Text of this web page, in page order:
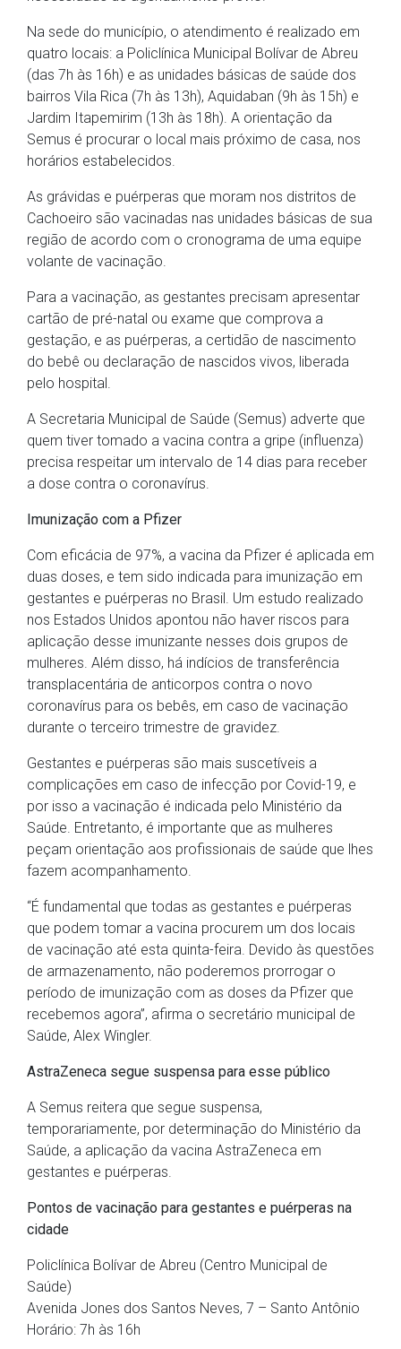
Na sede do município, o atendimento é realizado em
quatro locais: a Policlínica Municipal Bolívar de Abreu
(das 7h às 16h) e as unidades básicas de saúde dos
bairros Vila Rica (7h às 13h), Aquidaban (9h às 15h) e
Jardim Itapemirim (13h às 18h). A orientação da
Semus é procurar o local mais próximo de casa, nos
horários estabelecidos.
As grávidas e puérperas que moram nos distritos de
Cachoeiro são vacinadas nas unidades básicas de sua
região de acordo com o cronograma de uma equipe
volante de vacinação.
Para a vacinação, as gestantes precisam apresentar
cartão de pré-natal ou exame que comprova a
gestação, e as puérperas, a certidão de nascimento
do bebê ou declaração de nascidos vivos, liberada
pelo hospital.
A Secretaria Municipal de Saúde (Semus) adverte que
quem tiver tomado a vacina contra a gripe (influenza)
precisa respeitar um intervalo de 14 dias para receber
a dose contra o coronavírus.
Imunização com a Pfizer
Com eficácia de 97%, a vacina da Pfizer é aplicada em
duas doses, e tem sido indicada para imunização em
gestantes e puérperas no Brasil. Um estudo realizado
nos Estados Unidos apontou não haver riscos para
aplicação desse imunizante nesses dois grupos de
mulheres. Além disso, há indícios de transferência
transplacentária de anticorpos contra o novo
coronavírus para os bebês, em caso de vacinação
durante o terceiro trimestre de gravidez.
Gestantes e puérperas são mais suscetíveis a
complicações em caso de infecção por Covid-19, e
por isso a vacinação é indicada pelo Ministério da
Saúde. Entretanto, é importante que as mulheres
peçam orientação aos profissionais de saúde que lhes
fazem acompanhamento.
“É fundamental que todas as gestantes e puérperas
que podem tomar a vacina procurem um dos locais
de vacinação até esta quinta-feira. Devido às questões
de armazenamento, não poderemos prorrogar o
período de imunização com as doses da Pfizer que
recebemos agora”, afirma o secretário municipal de
Saúde, Alex Wingler.
AstraZeneca segue suspensa para esse público
A Semus reitera que segue suspensa,
temporariamente, por determinação do Ministério da
Saúde, a aplicação da vacina AstraZeneca em
gestantes e puérperas.
Pontos de vacinação para gestantes e puérperas na
cidade
Policlínica Bolívar de Abreu (Centro Municipal de
Saúde)
Avenida Jones dos Santos Neves, 7 – Santo Antônio
Horário: 7h às 16h